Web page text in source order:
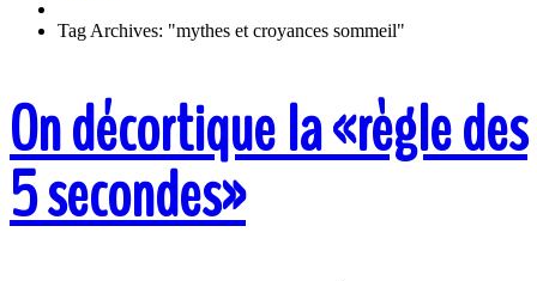
Tag Archives: "mythes et croyances sommeil"
On décortique la «règle des
5 secondes»